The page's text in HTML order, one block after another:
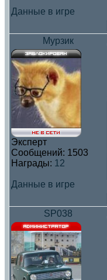
Данные в игре
Мурзик
Эксперт
Сообщений: 1503
Награды: 12
Данные в игре
SP038